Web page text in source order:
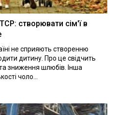
створювати сім'ї в
не сприяють створенню
дитину. Про це свідчить
зниження шлюбів. Інша
чоло...